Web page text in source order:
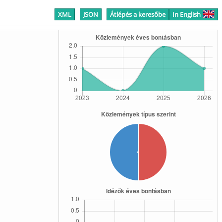
XML JSON Átlépés a keresőbe In English